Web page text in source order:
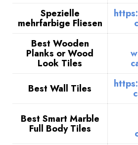
Spezielle
mehrfarbige Fliesen
Best Wooden
Planks or Wood
Look Tiles
Best Wall Tiles
Best Smart Marble
Full Body Tiles